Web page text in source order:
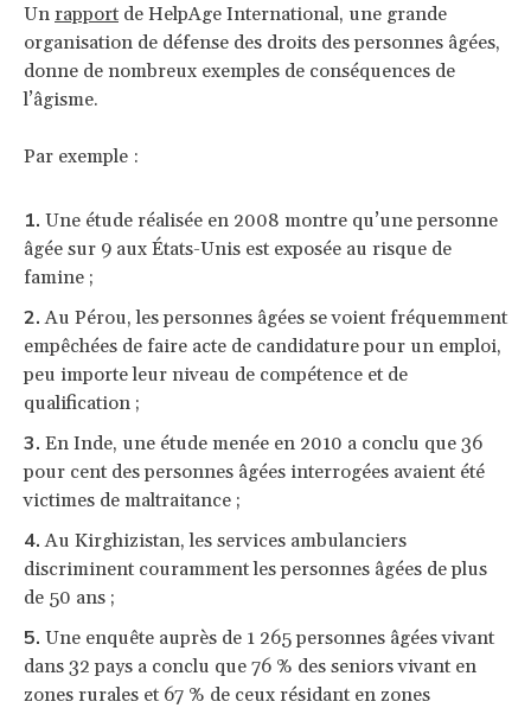
Un rapport de HelpAge International, une grande
organisation de défense des droits des personnes âgées,
donne de nombreux exemples de conséquences de
l’âgisme.
Par exemple :
Une étude réalisée en 2008 montre qu’une personne
âgée sur 9 aux États-Unis est exposée au risque de
famine ;
Au Pérou, les personnes âgées se voient fréquemment
empêchées de faire acte de candidature pour un emploi,
peu importe leur niveau de compétence et de
qualification ;
En Inde, une étude menée en 2010 a conclu que 36
pour cent des personnes âgées interrogées avaient été
victimes de maltraitance ;
Au Kirghizistan, les services ambulanciers
discriminent couramment les personnes âgées de plus
de 50 ans ;
Une enquête auprès de 1 265 personnes âgées vivant
dans 32 pays a conclu que 76 % des seniors vivant en
zones rurales et 67 % de ceux résidant en zones